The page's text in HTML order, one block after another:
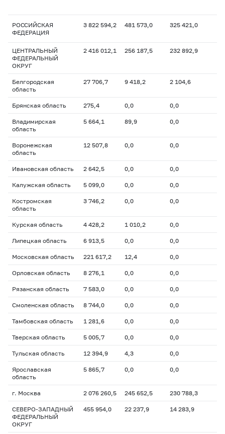
РОССИЙСКАЯ
ФЕДЕРАЦИЯ
3 822 594,2 481 573,0 325 421,0
ЦЕНТРАЛЬНЫЙ
ФЕДЕРАЛЬНЫЙ
ОКРУГ
2 416 012,1 256 187,5 232 892,9
Белгородская
область
27 706,7 9 418,2 2 104,6
Брянская область 275,4 0,0 0,0
Владимирская
область
5 664,1 89,9 0,0
Воронежская
область
12 507,8 0,0 0,0
Ивановская область 2 642,5 0,0 0,0
Калужская область 5 099,0 0,0 0,0
Костромская
область
3 746,2 0,0 0,0
Курская область 4 428,2 1 010,2 0,0
Липецкая область 6 913,5 0,0 0,0
Московская область 221 617,2 12,4 0,0
Орловская область 8 276,1 0,0 0,0
Рязанская область 7 583,0 0,0 0,0
Смоленская область 8 744,0 0,0 0,0
Тамбовская область 1 281,6 0,0 0,0
Тверская область 5 005,7 0,0 0,0
Тульская область 12 394,9 4,3 0,0
Ярославская
область
5 865,7 0,0 0,0
г. Москва 2 076 260,5 245 652,5 230 788,3
СЕВЕРО-ЗАПАДНЫЙ
ФЕДЕРАЛЬНЫЙ
ОКРУГ
455 954,0 22 237,9 14 283,9